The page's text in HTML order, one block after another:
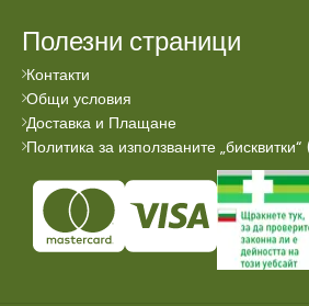
Полезни страници
Контакти
Общи условия
Доставка и Плащане
Политика за използваните